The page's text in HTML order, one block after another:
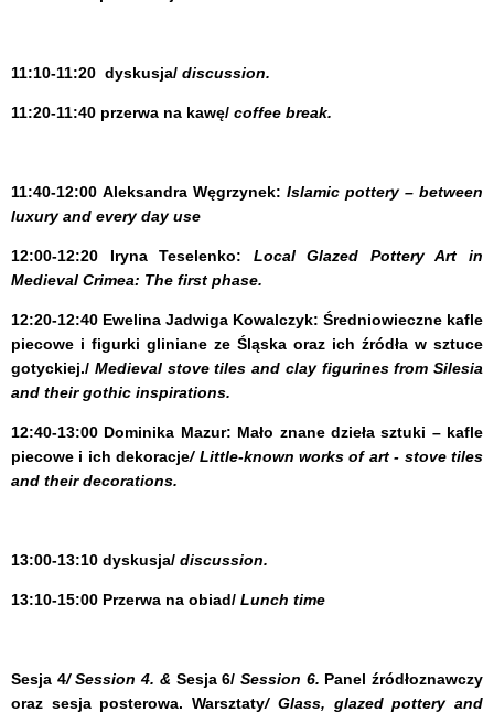
11:10-11:20 dyskusja/ discussion.
11:20-11:40 przerwa na kawę/ coffee break.
11:40-12:00 Aleksandra Węgrzynek: Islamic pottery – between
luxury and every day use
12:00-12:20 Iryna Teselenko:
Local Glazed Pottery Art in
Medieval Crimea: The first phase.
12:20-12:40 Ewelina Jadwiga Kowalczyk: Średniowieczne kafle
piecowe i figurki gliniane ze Śląska oraz ich źródła w sztuce
gotyckiej./ Medieval stove tiles and clay figurines from Silesia
and their gothic inspirations.
12:40-13:00 Dominika Mazur: Mało znane dzieła sztuki – kafle
piecowe i ich dekoracje/ Little-known works of art - stove tiles
and their decorations.
13:00-13:10 dyskusja/ discussion.
13:10-15:00 Przerwa na obiad/ Lunch time
Sesja 4/ Session 4. & Sesja 6/ Session 6. Panel źródłoznawczy
oraz sesja posterowa. Warsztaty/ Glass, glazed pottery and